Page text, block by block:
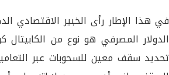
في هذا الإطار رأى الخبير الاقتصادي
الدولار المصرفي هو نوع من
تحديد سقف معين للسحوبات عبر